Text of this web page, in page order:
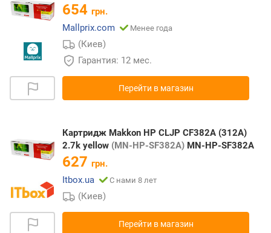
654 грн.
Mallprix.com
Менее года
(Киев)
Гарантия: 12 мес.
Перейти в магазин
Картридж Makkon HP CLJP CF382A (312A)
2.7k yellow (MN-HP-SF382A) MN-HP-SF382A
627 грн.
Itbox.ua
С нами 8 лет
(Киев)
Перейти в магазин